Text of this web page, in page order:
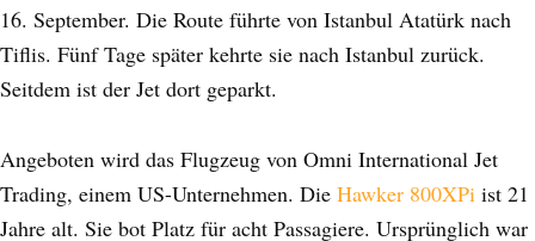
16. September. Die Route führte von Istanbul Atatürk nach
Tiflis. Fünf Tage später kehrte sie nach Istanbul zurück.
Seitdem ist der Jet dort geparkt.
Angeboten wird das Flugzeug von Omni International Jet
Trading, einem US-Unternehmen. Die Hawker 800XPi ist 21
Jahre alt. Sie bot Platz für acht Passagiere. Ursprünglich war